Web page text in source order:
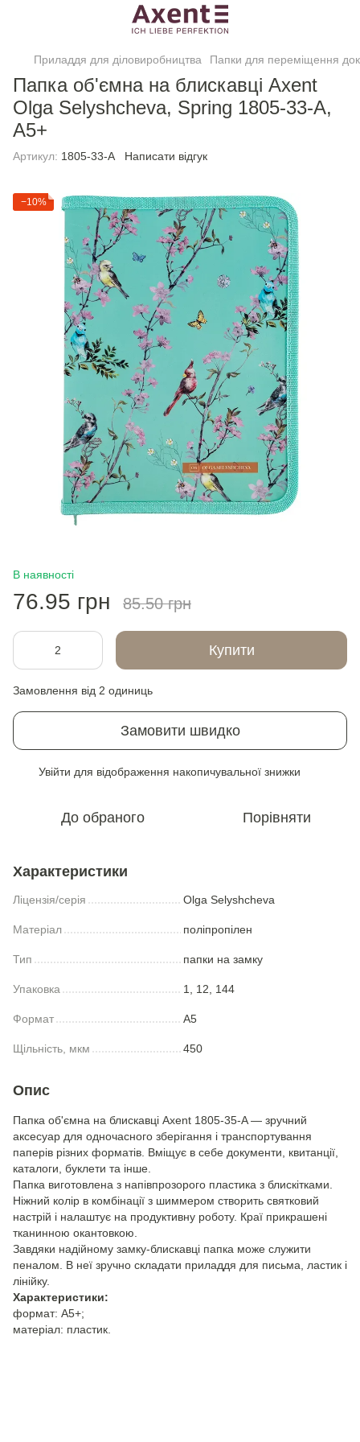
Приладдя для діловиробництва Папки для переміщення
Папка об'ємна на блискавці Axent
Olga Selyshcheva, Spring 1805-33-A,
А5+
Артикул: 1805-33-A Написати відгук
−10%
В наявності
76.95 грн 85.50 грн
Купити
Замовлення від 2 одиниць
Замовити швидко
Увійти для відображення накопичувальної знижки
До обраного Порівняти
Характеристики
Ліцензія/серія Olga Selyshcheva
Матеріал поліпропілен
Тип папки на замку
Упаковка 1, 12, 144
Формат A5
Щільність, мкм 450
Опис
Папка об'ємна на блискавці Axent 1805-35-A — зручний
аксесуар для одночасного зберігання і транспортування
паперів різних форматів. Вміщує в себе документи, квитанції,
каталоги, буклети та інше.
Папка виготовлена з напівпрозорого пластика з блискітками.
Ніжний колір в комбінації з шиммером створить святковий
настрій і налаштує на продуктивну роботу. Краї прикрашені
тканинною окантовкою.
Завдяки надійному замку-блискавці папка може служити
пеналом. В неї зручно складати приладдя для письма, ластик і
лінійку.
Характеристики:
формат: А5+;
матеріал: пластик.